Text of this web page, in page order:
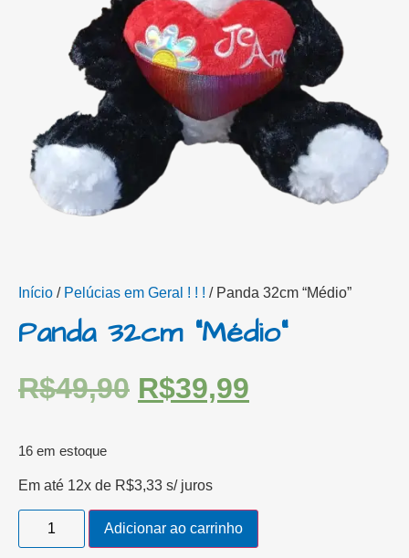
Início / Pelúcias em Geral ! ! ! / Panda 32cm “Médio”
Panda 32cm “Médio”
R$49,90 R$39,99
16 em estoque
Em até 12x de R$3,33 s/ juros
Adicionar ao carrinho